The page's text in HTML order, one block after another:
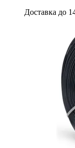
Доставка до